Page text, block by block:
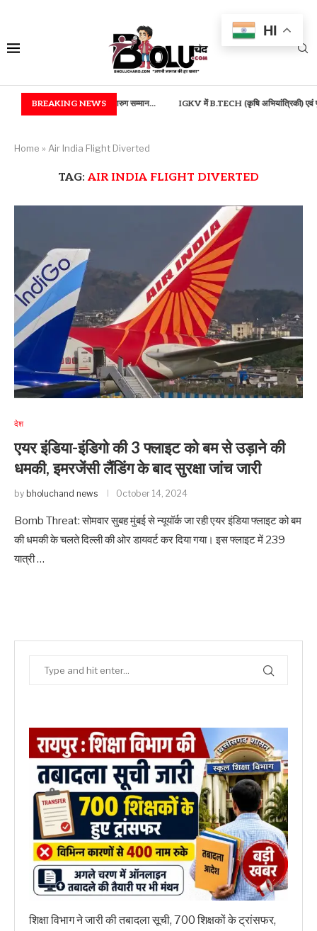
BREAKING NEWS
बाई रत्न, भुईया एवं आरुग सम्मान... IGKV में B.TECH (कृषि अभियांत्रिकी) एवं फूड
Home » Air India Flight Diverted
TAG: AIR INDIA FLIGHT DIVERTED
देश
एयर इंडिया-इंडिगो की 3 फ्लाइट को बम से उड़ाने की
धमकी, इमरजेंसी लैंडिंग के बाद सुरक्षा जांच जारी
by bholuchand news October 14, 2024
Bomb Threat: सोमवार सुबह मुंबई से न्यूयॉर्क जा रही एयर इंडिया फ्लाइट को बम
की धमकी के चलते दिल्ली की ओर डायवर्ट कर दिया गया। इस फ्लाइट में 239
यात्री …
शिक्षा विभाग ने जारी की तबादला सूची, 700 शिक्षकों के ट्रांसफर,
HI